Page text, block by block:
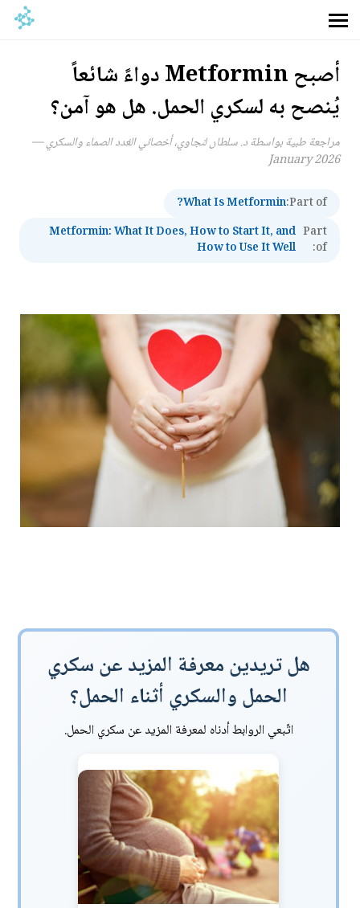
أصبح Metformin دواءً شائعاً
يُنصح به لسكري الحمل. هل هو آمن؟
مراجعة طبية بواسطة د. سلطان لنجاوي، أخصائي الغدد الصماء والسكري —
January 2026
Part of:
What Is Metformin?
Part
of:
Metformin: What It Does, How to Start It, and
How to Use It Well
هل تريدين معرفة المزيد عن سكري
الحمل والسكري أثناء الحمل؟
اتّبعي الروابط أدناه لمعرفة المزيد عن سكري الحمل.